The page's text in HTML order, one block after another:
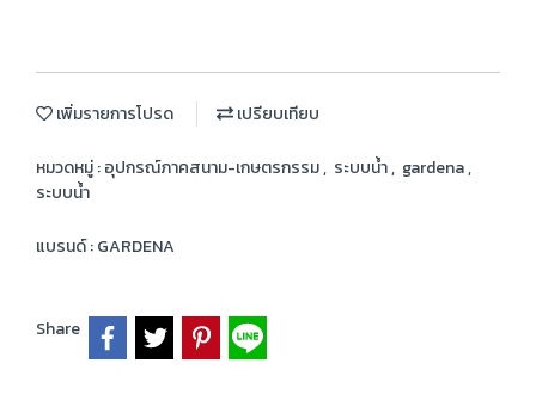
เพิ่มรายการโปรด เปรียบเทียบ
หมวดหมู่ :อุปกรณ์ภาคสนาม-เกษตรกรรม, ระบบน้ำ, gardena,
ระบบน้ำ
แบรนด์ :GARDENA
Share